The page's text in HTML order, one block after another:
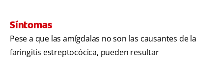
Síntomas
Pese a que las amígdalas no son las causantes de la
faringitis estreptocócica, pueden resultar